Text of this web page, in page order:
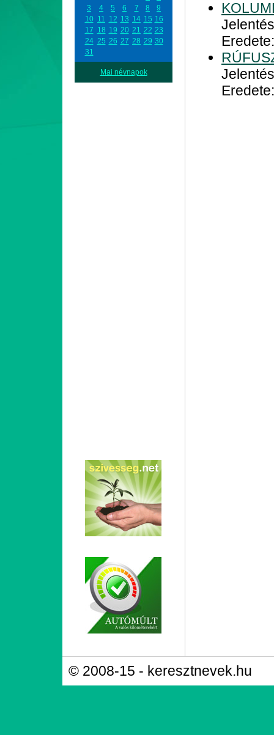
3
4 5 6 7 8
9
10 11 12 13 14 15 16
17 18 19 20 21 22 23
24 25 26 27 28 29 30
31
Mai névnapok
© 2008-15 - keresztnevek.hu